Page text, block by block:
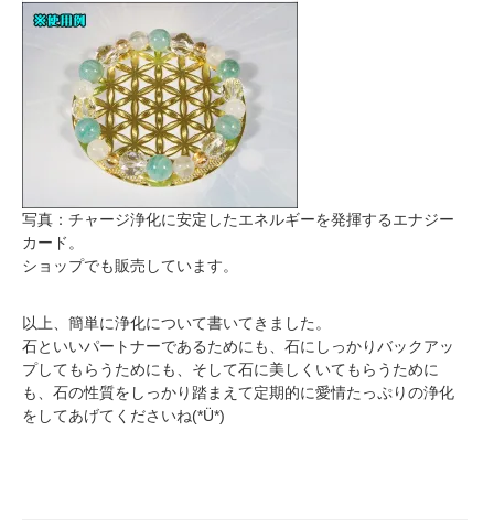
写真：チャージ浄化に安定したエネルギーを発揮するエナジー
カード。
ショップでも販売しています。
以上、簡単に浄化について書いてきました。
石といいパートナーであるためにも、石にしっかりバックアッ
プしてもらうためにも、そして石に美しくいてもらうために
も、石の性質をしっかり踏まえて定期的に愛情たっぷりの浄化
をしてあげてくださいね(*Ü*)